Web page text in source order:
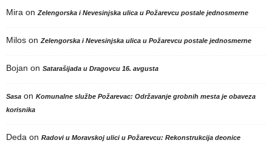
Mira on Zelengorska i Nevesinjska ulica u Požarevcu postale jednosmerne
Milos on Zelengorska i Nevesinjska ulica u Požarevcu postale jednosmerne
Bojan on Satarašijada u Dragovcu 16. avgusta
Sasa on Komunalne službe Požarevac: Održavanje grobnih mesta je obaveza
korisnika
Deda on Radovi u Moravskoj ulici u Požarevcu: Rekonstrukcija deonice